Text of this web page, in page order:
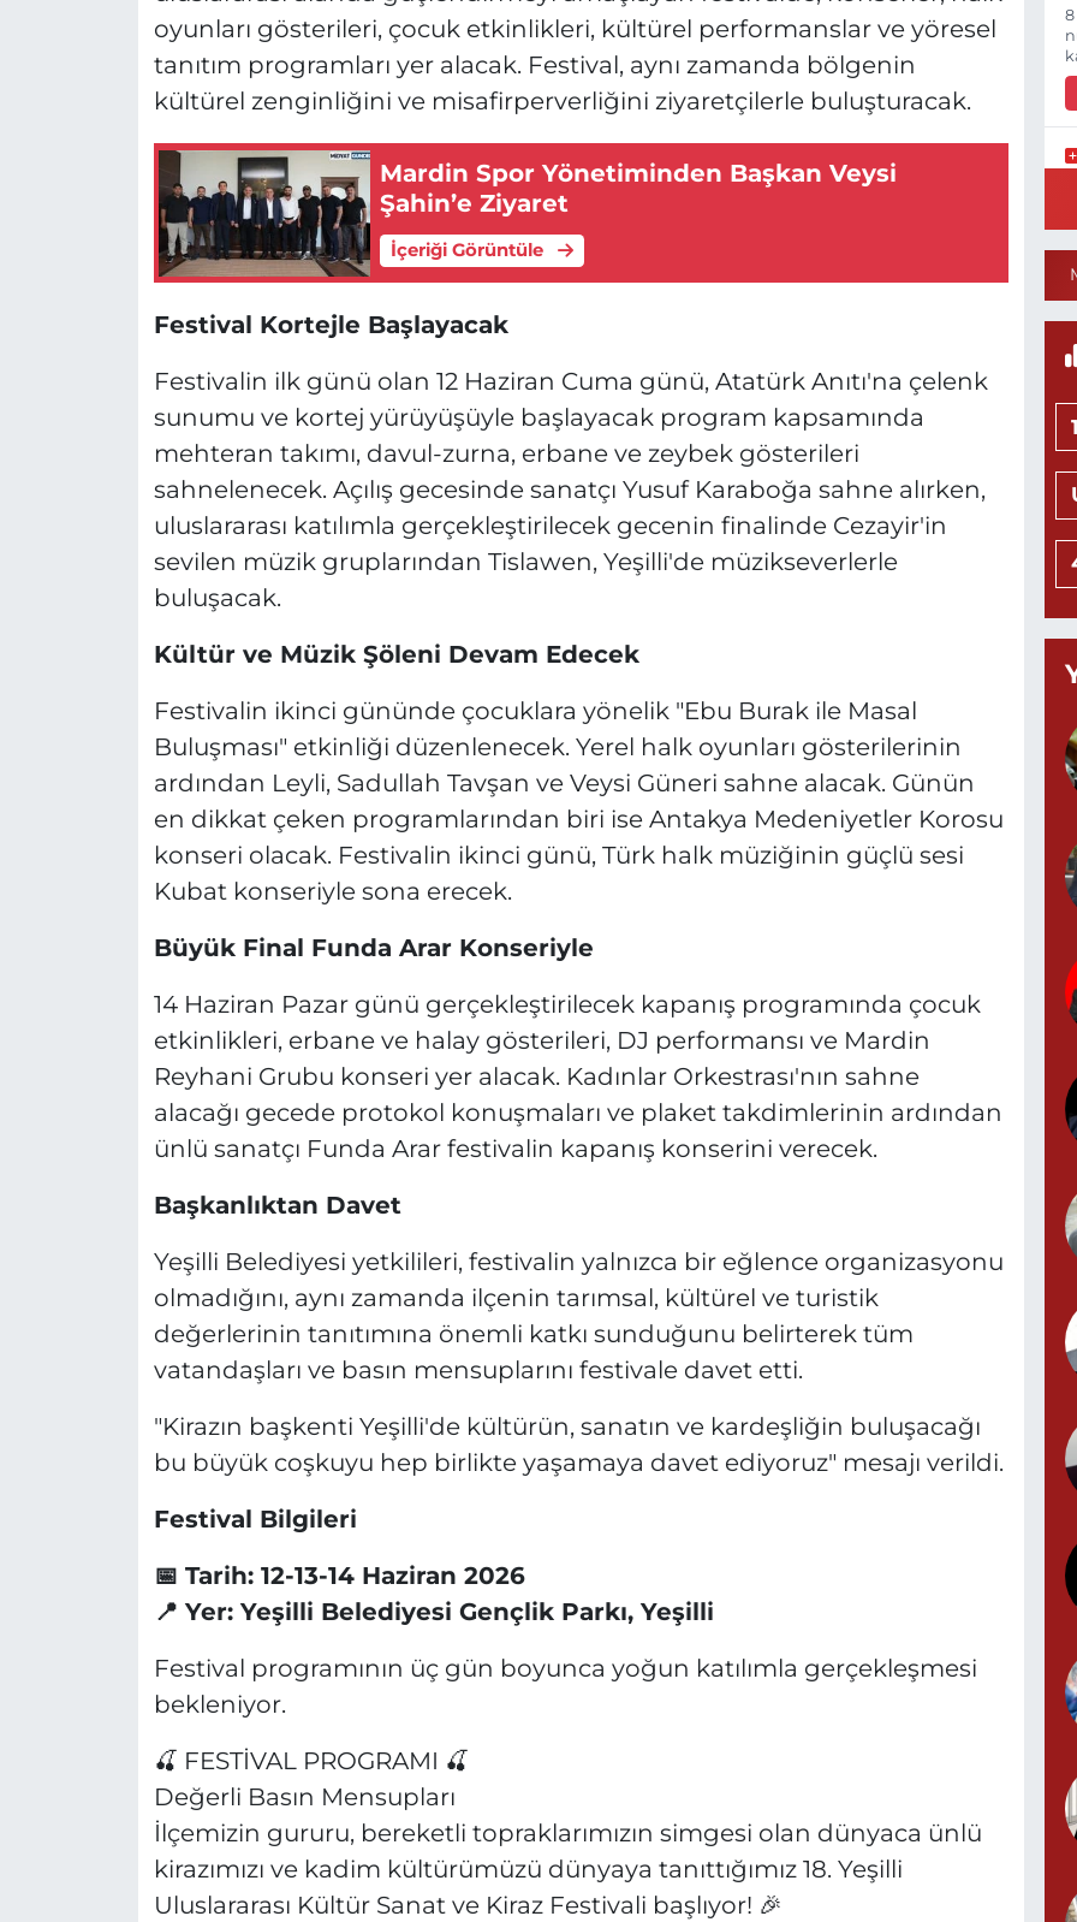
oyunları gösterileri, çocuk etkinlikleri, kültürel performanslar ve yöresel
tanıtım programları yer alacak. Festival, aynı zamanda bölgenin
kültürel zenginliğini ve misafirperverliğini ziyaretçilerle buluşturacak.
Mardin Spor Yönetiminden Başkan Veysi
Şahin’e Ziyaret
İçeriği Görüntüle
Festival Kortejle Başlayacak
Festivalin ilk günü olan 12 Haziran Cuma günü, Atatürk Anıtı'na çelenk
sunumu ve kortej yürüyüşüyle başlayacak program kapsamında
mehteran takımı, davul-zurna, erbane ve zeybek gösterileri
sahnelenecek. Açılış gecesinde sanatçı Yusuf Karaboğa sahne alırken,
uluslararası katılımla gerçekleştirilecek gecenin finalinde Cezayir'in
sevilen müzik gruplarından Tislawen, Yeşilli'de müzikseverlerle
buluşacak.
Kültür ve Müzik Şöleni Devam Edecek
Festivalin ikinci gününde çocuklara yönelik "Ebu Burak ile Masal
Buluşması" etkinliği düzenlenecek. Yerel halk oyunları gösterilerinin
ardından Leyli, Sadullah Tavşan ve Veysi Güneri sahne alacak. Günün
en dikkat çeken programlarından biri ise Antakya Medeniyetler Korosu
konseri olacak. Festivalin ikinci günü, Türk halk müziğinin güçlü sesi
Kubat konseriyle sona erecek.
Büyük Final Funda Arar Konseriyle
14 Haziran Pazar günü gerçekleştirilecek kapanış programında çocuk
etkinlikleri, erbane ve halay gösterileri, DJ performansı ve Mardin
Reyhani Grubu konseri yer alacak. Kadınlar Orkestrası'nın sahne
alacağı gecede protokol konuşmaları ve plaket takdimlerinin ardından
ünlü sanatçı Funda Arar festivalin kapanış konserini verecek.
Başkanlıktan Davet
Yeşilli Belediyesi yetkilileri, festivalin yalnızca bir eğlence organizasyonu
olmadığını, aynı zamanda ilçenin tarımsal, kültürel ve turistik
değerlerinin tanıtımına önemli katkı sunduğunu belirterek tüm
vatandaşları ve basın mensuplarını festivale davet etti.
"Kirazın başkenti Yeşilli'de kültürün, sanatın ve kardeşliğin buluşacağı
bu büyük coşkuyu hep birlikte yaşamaya davet ediyoruz" mesajı verildi.
Festival Bilgileri
📅 Tarih: 12-13-14 Haziran 2026
📍 Yer: Yeşilli Belediyesi Gençlik Parkı, Yeşilli
Festival programının üç gün boyunca yoğun katılımla gerçekleşmesi
bekleniyor.
🍒 FESTİVAL PROGRAMI 🍒
Değerli Basın Mensupları
İlçemizin gururu, bereketli topraklarımızın simgesi olan dünyaca ünlü
kirazımızı ve kadim kültürümüzü dünyaya tanıttığımız 18. Yeşilli
Uluslararası Kültür Sanat ve Kiraz Festivali başlıyor! 🎉
8